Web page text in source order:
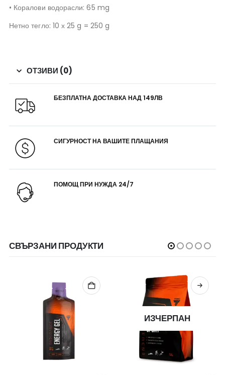
• Коралови водорасли: 65 mg
Нетно тегло: 10 х 25 g = 250 g
ОТЗИВИ (0)
БЕЗПЛАТНА ДОСТАВКА НАД 149ЛВ
СИГУРНОСТ НА ВАШИТЕ ПЛАЩАНИЯ
ПОМОЩ ПРИ НУЖДА 24/7
СВЪРЗАНИ ПРОДУКТИ
ИЗЧЕРПАН